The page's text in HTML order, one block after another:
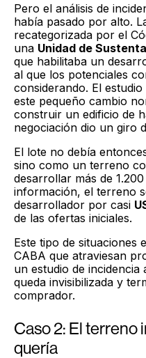
Pero el análisis de
había pasado por alto.
recategorizada por el
una Unidad de
que habilitaba un
al que los potenciales
considerando. El
este pequeño cambio
construir un edificio de
negociación dio un giro
El lote no debía
sino como un terreno
desarrollar más de
información, el terreno
desarrollador por casi
de las ofertas iniciales.
Este tipo de situaciones
CABA que atraviesan
un estudio de
queda invisibilizada y
comprador.
Caso 2: El terreno
quería